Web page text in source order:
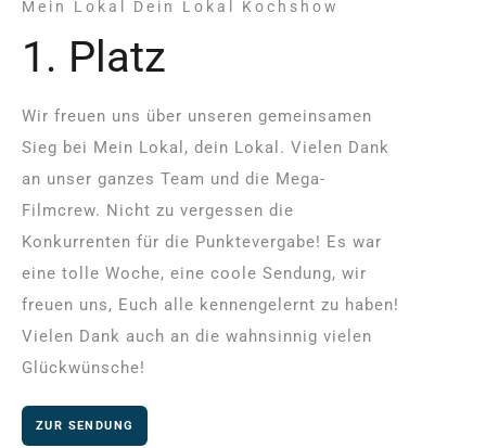
Mein Lokal Dein Lokal Kochshow
1. Platz
Wir freuen uns über unseren gemeinsamen
Sieg bei Mein Lokal, dein Lokal. Vielen Dank
an unser ganzes Team und die Mega-
Filmcrew. Nicht zu vergessen die
Konkurrenten für die Punktevergabe! Es war
eine tolle Woche, eine coole Sendung, wir
freuen uns, Euch alle kennengelernt zu haben!
Vielen Dank auch an die wahnsinnig vielen
Glückwünsche!
ZUR SENDUNG